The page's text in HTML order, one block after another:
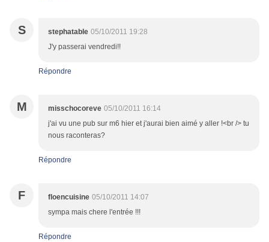
S stephatable 05/10/2011 19:28
J'y passerai vendredi!!
Répondre
M misschocoreve 05/10/2011 16:14
j'ai vu une pub sur m6 hier et j'aurai bien aimé y aller !<br /> tu
nous raconteras?
Répondre
F floencuisine 05/10/2011 14:07
sympa mais chere l'entrée !!!
Répondre